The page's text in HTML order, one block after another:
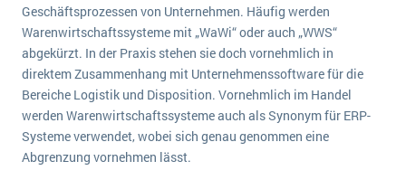
SAP übernimmt Reltio für eine bessere
Datenintegration
Die „SaaSpocalypse“: Was ist das und was bedeutet es für die Zukunft von Unternehmenssoftware?
Geschäftsprozessen von Unternehmen. Häufig werden
Warenwirtschaftssysteme mit „WaWi“ oder auch „WWS“
abgekürzt. In der Praxis stehen sie doch vornehmlich in
direktem Zusammenhang mit Unternehmenssoftware für die
Bereiche Logistik und Disposition. Vornehmlich im Handel
werden Warenwirtschaftssysteme auch als Synonym für ERP-
Systeme verwendet, wobei sich genau genommen eine
Abgrenzung vornehmen lässt.